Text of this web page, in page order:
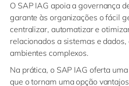
O SAP IAG apoia a governança
garante às organizações o fácil
centralizar, automatizar e
relacionados a sistemas e
ambientes complexos.
Na prática, o SAP IAG oferta
que o tornam uma opção